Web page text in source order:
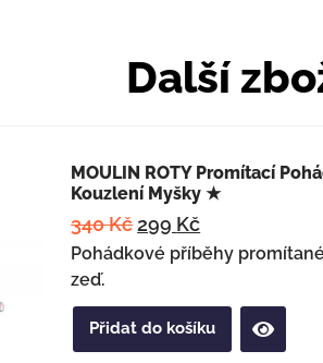
Další
MOULIN ROTY Promítací
Kouzlení Myšky ★
340Kč 299 Kč
Pohádkové příběhy
zeď.
Přidat do košíku